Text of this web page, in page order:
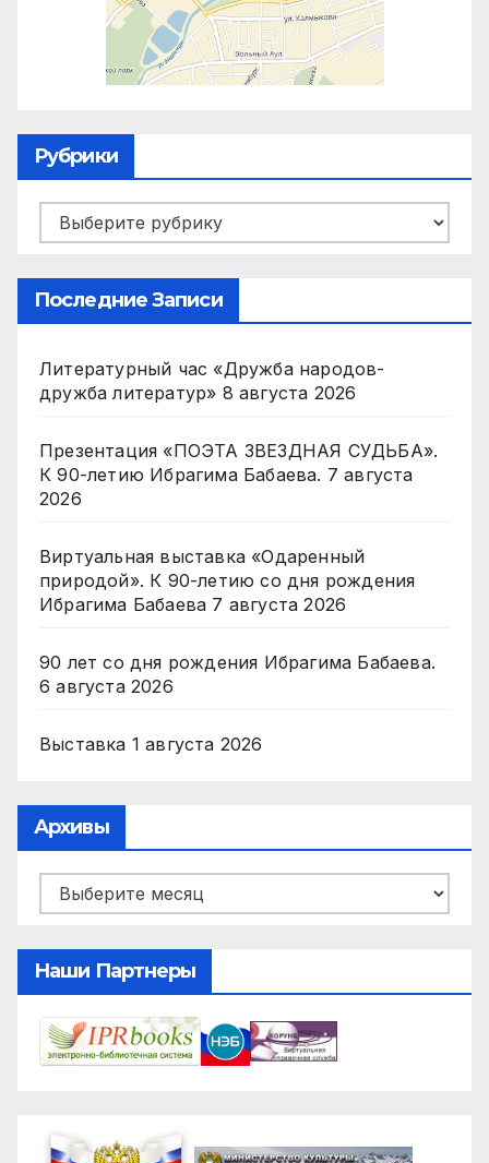
Рубрики
Рубрики
Последние Записи
Литературный час «Дружба народов-
дружба литератур» 8 августа 2026
Презентация «ПОЭТА ЗВЕЗДНАЯ СУДЬБА».
К 90-летию Ибрагима Бабаева. 7 августа
2026
Виртуальная выставка «Одаренный
природой». К 90-летию со дня рождения
Ибрагима Бабаева 7 августа 2026
90 лет со дня рождения Ибрагима Бабаева.
6 августа 2026
Выставка 1 августа 2026
Архивы
Архивы
Наши Партнеры